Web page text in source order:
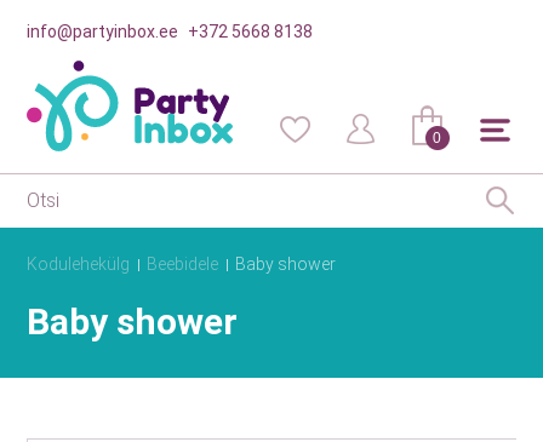
info@partyinbox.ee +372 5668 8138
0
Kodulehekülg Beebidele Baby shower
Baby shower